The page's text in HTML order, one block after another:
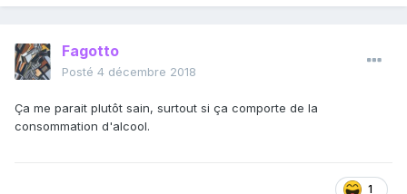
Fagotto
Posté 4 décembre 2018
Ça me parait plutôt sain, surtout si ça comporte de la
consommation d'alcool.
1